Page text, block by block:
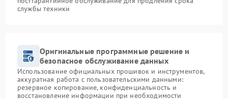
службы техники
Оригинальные программные решение и
безопасное обслуживание данных
Использование официальных прошивок и инструментов,
аккуратная работа с пользовательскими данными:
резервное копирование, конфиденциальность и
восстановление информации при необходимости